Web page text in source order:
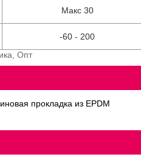
Макс 30
-60 - 200
Опт
прокладка из EPDM